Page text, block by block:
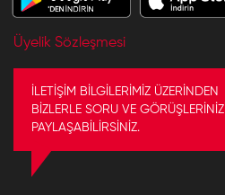
Üyelik Sözleşmesi
İLETİŞİM BİLGİLERİMİZ ÜZERİNDEN
BİZLERLE SORU VE GÖRÜŞLERİNİZİ
PAYLAŞABİLİRSİNİZ.